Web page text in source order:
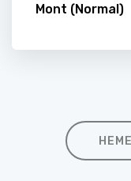
Mont (Normal)